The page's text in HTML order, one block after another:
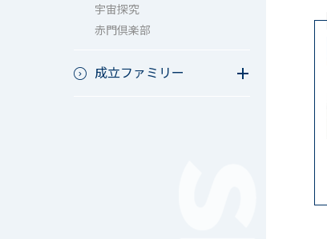
宇宙探究
赤門倶楽部
成立ファミリー